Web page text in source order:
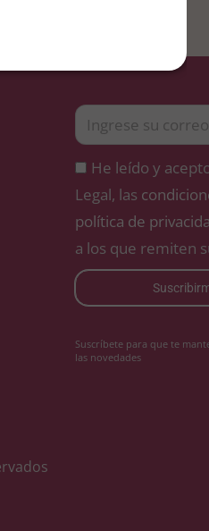
He leído y
Legal, las
política de
a los que remiten
Suscríbete para que te
las novedades